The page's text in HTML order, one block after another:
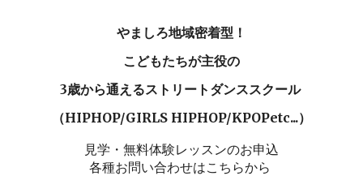
やましろ地域密着型 ！
こどもたちが主役の
3歳から通えるストリートダンススクール
（HIPHOP/GIRLS HIPHOP/KPOPetc...）
見学・ 無料体験レッスンのお申込
各種お問い合わせはこちらから